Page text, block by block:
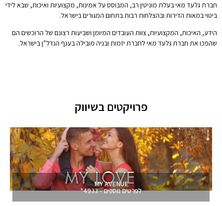
חברת גלעד מאי בעלת מוניטין רב, המבוסס על אמינות, מקצועיות ואיכות, שבא לידי
ביטוי במאות הדירות ובהצלחות רבות בתחום המגורים בישראל.
הידע, האיכות, המקצועיות, צוות העובדים המיומן ושביעות רצונם של הרוכשים הם
שהפכו את חברת גלעד מאי לחברת יזמות ובניה מובילה בענף הנדל”ן בישראל.
פרויקטים בשיווק
MY AVENUE
לפרטים נוספים - 4933*